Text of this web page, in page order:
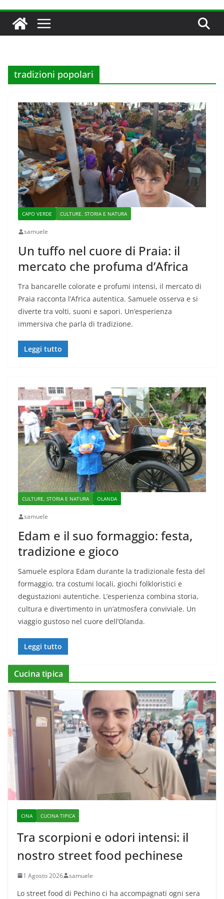
tradizioni popolari
CAPO VERDE CULTURE, STORIA E NATURA
samuele
Un tuffo nel cuore di Praia: il
mercato che profuma d’Africa
Tra bancarelle colorate e profumi intensi, il mercato di
Praia racconta l’Africa autentica. Samuele osserva e si
diverte tra volti, suoni e sapori. Un’esperienza
immersiva che parla di tradizione.
Leggi tutto
CULTURE, STORIA E NATURA OLANDA
samuele
Edam e il suo formaggio: festa,
tradizione e gioco
Samuele esplora Edam durante la tradizionale festa del
formaggio, tra costumi locali, giochi folkloristici e
degustazioni autentiche. L’esperienza combina storia,
cultura e divertimento in un’atmosfera conviviale. Un
viaggio gustoso nel cuore dell’Olanda.
Leggi tutto
Cucina tipica
CINA CUCINA TIPICA
Tra scorpioni e odori intensi: il
nostro street food pechinese
1 Agosto 2026 samuele
Lo street food di Pechino ci ha accompagnati ogni sera